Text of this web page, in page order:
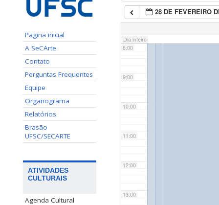
Pagina inicial
A SeCArte
Contato
Perguntas Frequentes
Equipe
Organograma
Relatórios
Brasão
UFSC/SECARTE
ATIVIDADES
CULTURAIS
Agenda Cultural
28 DE FEVEREIRO
Dia inteiro
7:00
8:00
9:00
10:00
11:00
12:00
13:00